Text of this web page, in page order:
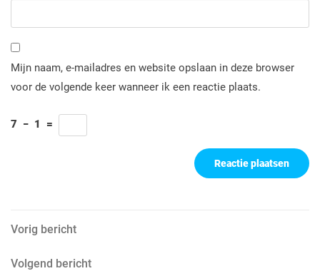
Mijn naam, e-mailadres en website opslaan in deze browser
voor de volgende keer wanneer ik een reactie plaats.
7 − 1 =
Berichtnavigatie
Vorig
Vorig bericht
Volgend
Volgend bericht